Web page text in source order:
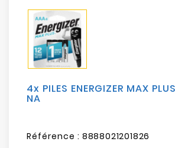
Sécurité
Mobilités
4x PILES ENERGIZER MAX
NA
Référence : 8888021201826